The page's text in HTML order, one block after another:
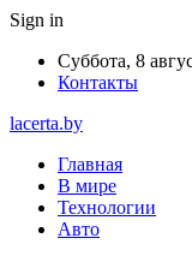
Sign in
Суббота, 8
Контакты
lacerta.by
Главная
В мире
Технологии
Авто